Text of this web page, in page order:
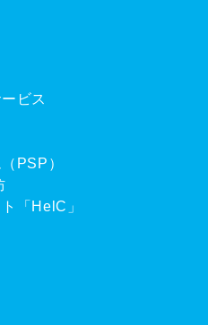
ビス
PSP）
「HelC」